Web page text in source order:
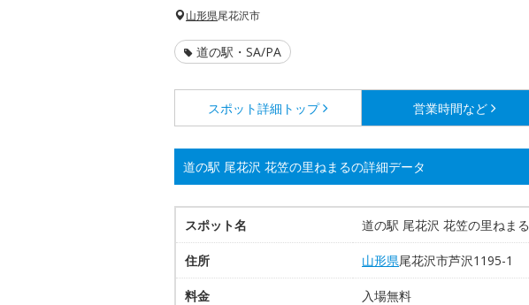
山形県尾花沢市
道の駅・SA/PA
スポット詳細 トップ 営業時間など
道の駅 尾花沢 花笠の里ねまるの詳細データ
スポット名 道の駅 尾花沢 花笠の里ねまる
住所 山形県尾花沢市芦沢1195-1
料金 入場無料